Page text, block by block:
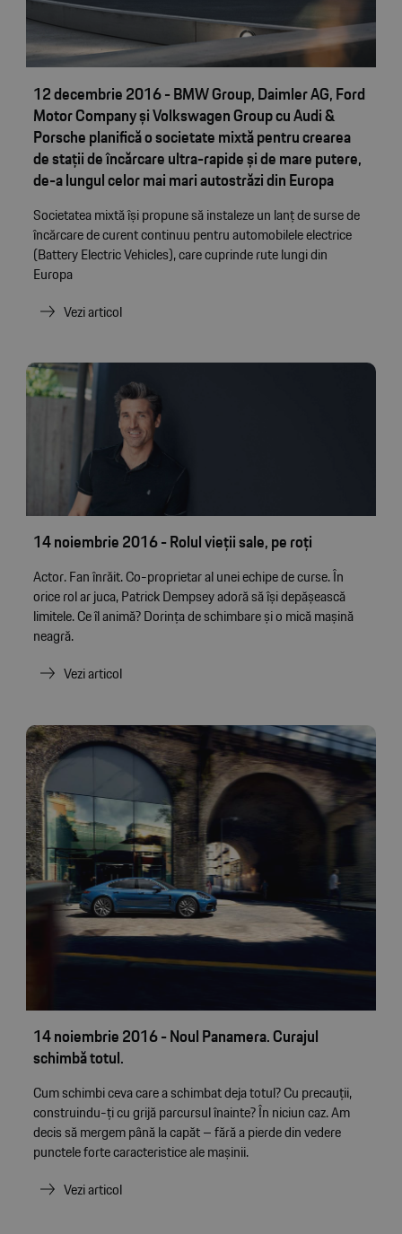
12 decembrie 2016 - BMW Group, Daimler AG, Ford
Motor Company și Volkswagen Group cu Audi &
Porsche planifică o societate mixtă pentru crearea
de stații de încărcare ultra-rapide și de mare putere,
de-a lungul celor mai mari autostrăzi din Europa
Societatea mixtă își propune să instaleze un lanț de surse de
încărcare de curent continuu pentru automobilele electrice
(Battery Electric Vehicles), care cuprinde rute lungi din
Europa
Vezi articol
14 noiembrie 2016 - Rolul vieţii sale, pe roţi
Actor. Fan înrăit. Co-proprietar al unei echipe de curse. În
orice rol ar juca, Patrick Dempsey adoră să își depășească
limitele. Ce îl animă? Dorinţa de schimbare și o mică mașină
neagră.
Vezi articol
14 noiembrie 2016 - Noul Panamera. Curajul
schimbă totul.
Cum schimbi ceva care a schimbat deja totul? Cu precauţii,
construindu-ţi cu grijă parcursul înainte? În niciun caz. Am
decis să mergem până la capăt – fără a pierde din vedere
punctele forte caracteristice ale mașinii.
Vezi articol